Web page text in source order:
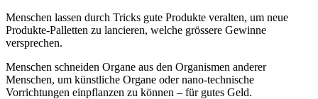
Menschen lassen durch Tricks gute Produkte veralten, um neue
Produkte-Palletten zu lancieren, welche grössere Gewinne
versprechen.
Menschen schneiden Organe aus den Organismen anderer
Menschen, um künstliche Organe oder nano-technische
Vorrichtungen einpflanzen zu können – für gutes Geld.